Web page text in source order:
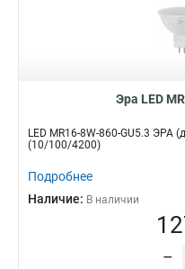
Эра LED
LED MR16-8W-860-GU5.3 ЭРА
(10/100/4200)
Подробнее
Наличие: В наличии
–